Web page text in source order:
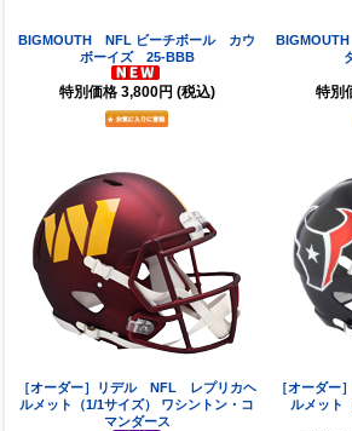
BIGMOUTH NFL ビーチボール カウ
ボーイズ 25-BBB
特別価格 3,800円 (税込) 特別
［オーダー］リデル NFL レプリカヘ
ルメット（1/1サイズ） ワシントン・コ
マンダース
［オーダ
ルメット